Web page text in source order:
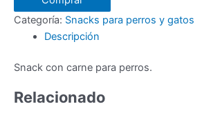
Categoría: Snacks para perros y gatos
Descripción
Snack con carne para perros.
Relacionado